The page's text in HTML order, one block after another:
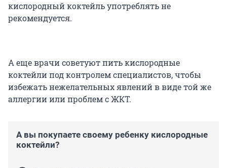
кислородный коктейль употреблять не
рекомендуется.
А еще врачи советуют пить кислородные
коктейли под контролем специалистов, чтобы
избежать нежелательных явлений в виде той же
аллергии или проблем с ЖКТ.
А вы покупаете своему ребенку кислородные
коктейли?